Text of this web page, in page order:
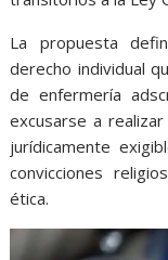
La propuesta
derecho individual
de enfermería
excusarse a
jurídicamente
convicciones
ética.